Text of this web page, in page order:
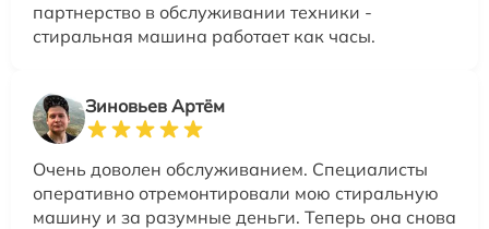
партнерство в обслуживании техники -
стиральная машина работает как часы.
Зиновьев Артём
Очень доволен обслуживанием. Специалисты
оперативно отремонтировали мою стиральную
машину и за разумные деньги. Теперь она снова